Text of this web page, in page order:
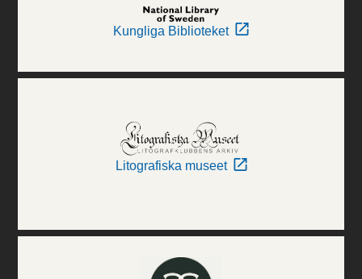
Kungliga Biblioteket
Litografiska museet